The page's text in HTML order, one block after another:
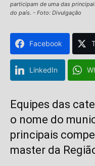
participam de uma das
do país. - Foto: Divulgação
Facebook
LinkedIn
Equipes das
o nome do
principais
master da